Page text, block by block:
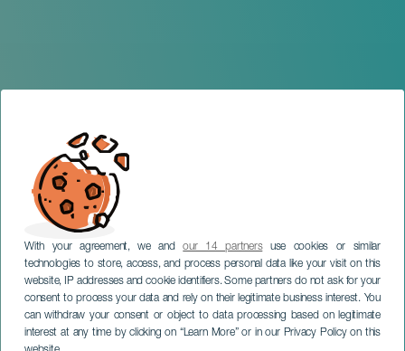
With your agreement, we andour 14 partnersuse cookies or similar
technologies to store, access, and process personal data like your visit on this
website, IP addresses and cookie identifiers. Some partners do not ask for your
consent to process your data and rely on their legitimate business interest. You
can withdraw your consent or object to data processing based on legitimate
interest at any time by clicking on “Learn More” or in our Privacy Policy on this
Trilha Santa Lucía El
GRÃ-CANÁRIA